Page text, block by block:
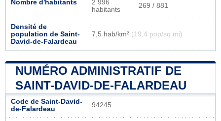
Nombre d'habitants
2 996
habitants
269 / 881
Densité de
population de Saint-
David-de-Falardeau
7,5 hab/km² (19,4 pop/sq mi)
NUMÉRO ADMINISTRATIF DE
SAINT-DAVID-DE-FALARDEAU
Code de Saint-David-
de-Falardeau
94245